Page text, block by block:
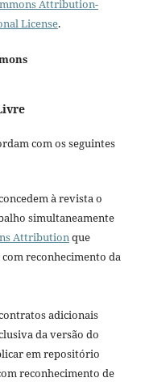
Attribution-
License.
com os seguintes
à revista o
simultaneamente
Attributionque
reconhecimento da
adicionais
da versão do
em repositório
reconhecimento de